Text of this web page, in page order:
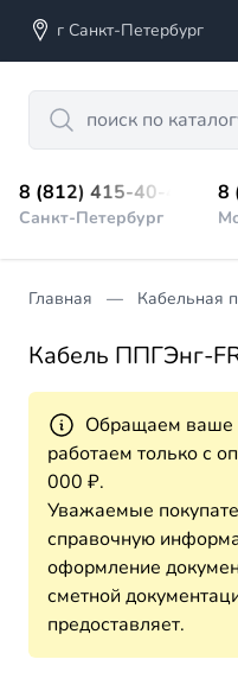
г Санкт-Петербург
Search
8 (812) 415-40-45
Санкт-Петербург
8
Главная Кабельная
Кабель ППГЭнг-
Обращаем ваше
работаем только с
000 ₽.
Уважаемые
справочную
оформление
сметной
предоставляет.